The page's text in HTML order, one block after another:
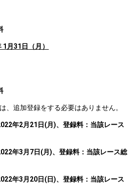
1月31日（月）
、追加登録をする必要はありません。
年2月21日(月)、登録料：当該レース
年3月7日(月)、登録料：当該レース総
年3月20日(日)、登録料：当該レース